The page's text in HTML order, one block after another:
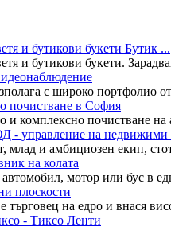
и бутикови букети Бутик ...
и бутикови букети.
с широко портфолио
почистване в София
и комплексно почистване
- управление на недвижими
млад и амбициозен екип,
на колата
автомобил, мотор или бус в
плоскости
търговец на едро и внася
- Тиксо Ленти